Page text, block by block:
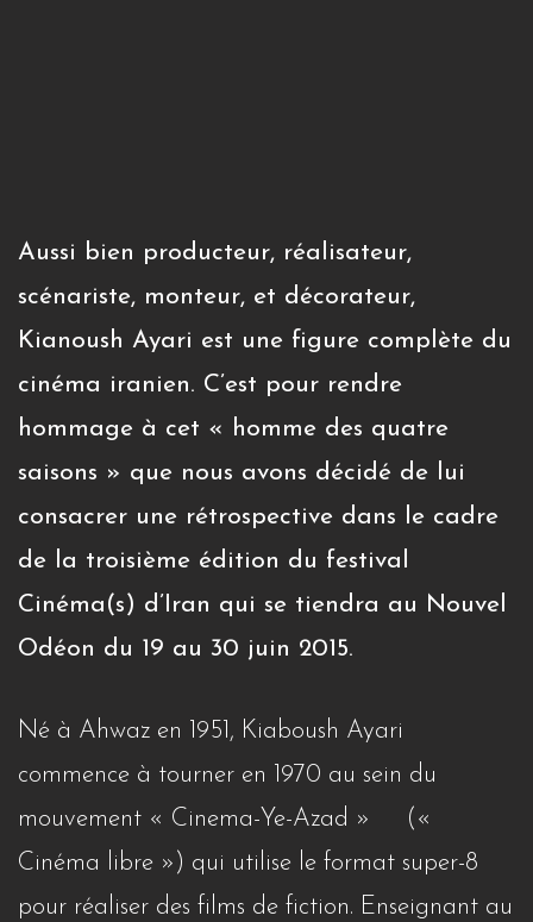
Aussi bien producteur, réalisateur,
scénariste, monteur, et décorateur,
Kianoush Ayari est une figure complète du
cinéma iranien. C’est pour rendre
hommage à cet « homme des quatre
saisons » que nous avons décidé de lui
consacrer une rétrospective dans le cadre
de la troisième édition du festival
Cinéma(s) d’Iran qui se tiendra au Nouvel
Odéon du 19 au 30 juin 2015.
Né à Ahwaz en 1951, Kiaboush Ayari
commence à tourner en 1970 au sein du
mouvement « Cinema-Ye-Azad » («
Cinéma libre ») qui utilise le format super-8
pour réaliser des films de fiction. Enseignant au